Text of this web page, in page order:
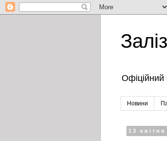
Новини
13